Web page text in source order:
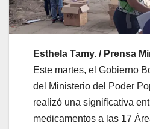
Esthela Tamy. / Prensa
Este martes, el Gobierno
del Ministerio del Poder
realizó una significativa
medicamentos a las 17